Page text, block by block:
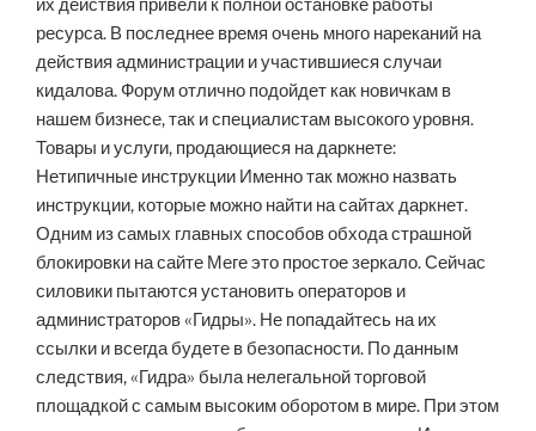
их действия привели к полной остановке работы
ресурса. В последнее время очень много нареканий на
действия администрации и участившиеся случаи
кидалова. Форум отлично подойдет как новичкам в
нашем бизнесе, так и специалистам высокого уровня.
Товары и услуги, продающиеся на даркнете:
Нетипичные инструкции Именно так можно назвать
инструкции, которые можно найти на сайтах даркнет.
Одним из самых главных способов обхода страшной
блокировки на сайте Меге это простое зеркало. Сейчас
силовики пытаются установить операторов и
администраторов «Гидры». Не попадайтесь на их
ссылки и всегда будете в безопасности. По данным
следствия, «Гидра» была нелегальной торговой
площадкой с самым высоким оборотом в мире. При этом